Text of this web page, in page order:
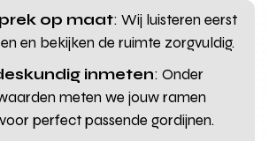
op maat: Wij luisteren eerst
en bekijken de ruimte zorgvuldig.
inmeten: Onder
meten we jouw ramen
perfect passende gordijnen.